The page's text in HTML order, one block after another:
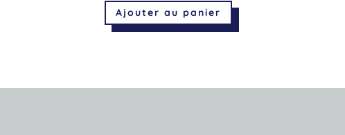
Ajouter au panier